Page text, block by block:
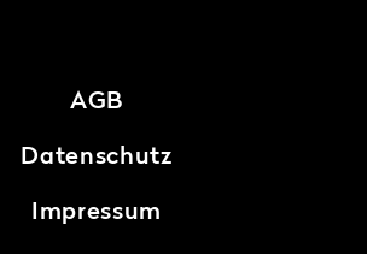
AGB
Datenschutz
Impressum